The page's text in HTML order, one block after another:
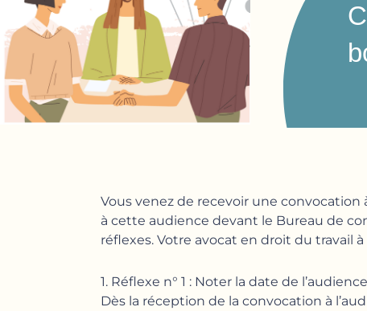
Vous venez de recevoir une convocation
à cette audience devant le Bureau de
réflexes. Votre avocat en droit du travail
1. Réflexe n° 1 : Noter la date de
Dès la réception de la convocation à